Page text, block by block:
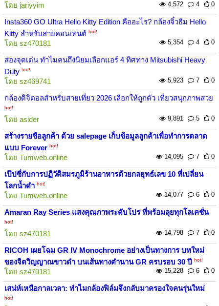
โดย jariyyim 4,572 4 0
Insta360 GO Ultra Hello Kitty Edition คืออะไร? กล้องจิ๋วธีม Hello
Kitty สำหรับสายคอนเทนต์ hot!
โดย sz470181 5,354 4 0
ส่องจุดเด่น ทำไมคนถึงนิยมเลือกแอร์ 4 ทิศทาง Mitsubishi Heavy
Duty hot!
โดย sz469741 5,923 7 0
กล้องดิจิตอลสำหรับสายเที่ยว 2026 เลือกให้ถูกตัว เที่ยวสนุกภาพสวย
hot!
โดย asider 9,891 5 0
สร้างรายชือลูกค้า ด้วย salepage เก็บข้อมูลลูกค้าเพื่อทำการตลาด
แบบ Forever hot!
โดย Tumweb.online 14,095 7 0
เป๊ปซี่กับการปฏิวัติสมรภูมิร้านอาหารด้วยกลยุทธ์เลข 10 ที่เปลี่ยน
โลกน้ำดำ hot!
โดย Tumweb.online 14,077 6 0
Amaran Ray Series แสงคุณภาพระดับโปร ที่พร้อมลุยทุกโลเคชั่น
hot!
โดย sz470181 14,798 7 0
RICOH เผยโฉม GR IV Monochrome อย่างเป็นทางการ บทใหม่
ของจิตวิญญาณขาวดำ บนเส้นทางตำนาน GR ครบรอบ 30 ปี hot!
โดย sz470181 15,228 6 0
เสน่ห์เหนือกาลเวลา: ทำไมกล้องฟิล์มจึงกลับมาครองใจคนรุ่นใหม่
hot!